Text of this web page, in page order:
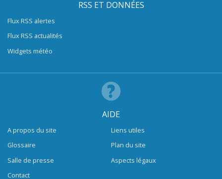
RSS ET DONNÉES
Flux RSS alertes
Flux RSS actualités
Widgets météo
AIDE
A propos du site
Glossaire
Salle de presse
Contact
Liens utiles
Plan du site
Aspects légaux